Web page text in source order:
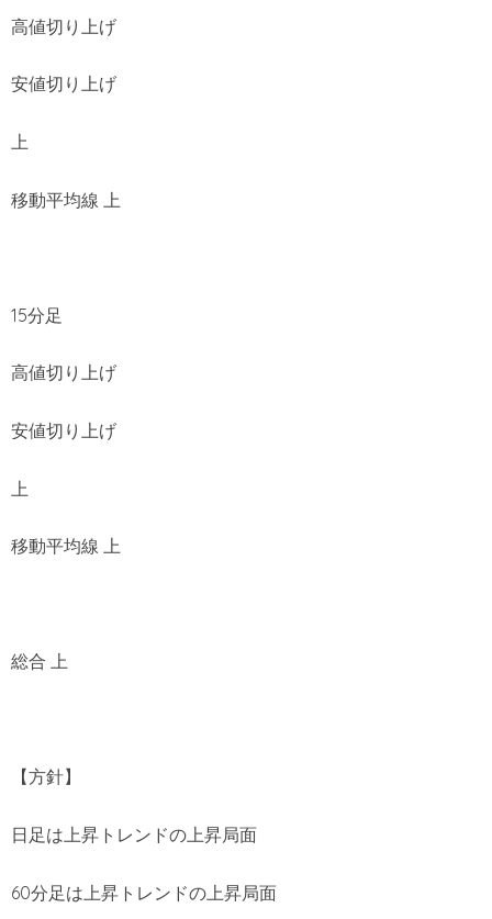
高値切り上げ
安値切り上げ
上
移動平均線 上
15分足
高値切り上げ
安値切り上げ
上
移動平均線 上
総合 上
【方針】
日足は上昇トレンドの上昇局面
60分足は上昇トレンドの上昇局面